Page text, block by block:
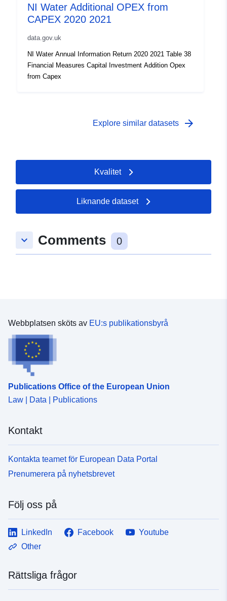
NI Water Additional OPEX from
CAPEX 2020 2021
data.gov.uk
NI Water Annual Information Return 2020 2021 Table 38
Financial Measures Capital Investment Addition Opex
from Capex
Explore similar datasets arrow_forward
Kvalitet
Liknande dataset
keyboard_arrow_down Comments 0
Webbplatsen sköts av EU:s publikationsbyrå
Publications Office of the European Union
Law | Data | Publications
Kontakt
Kontakta teamet för European Data Portal
Prenumerera på nyhetsbrevet
Följ oss på
LinkedIn Facebook
Youtube
Other
Rättsliga frågor